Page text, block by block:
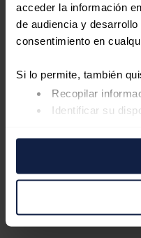
acceder la información
de audiencia y
consentimiento en
Si lo permite, también
Recopilar
Identificar su
Las cookies de este
combinarla con otra